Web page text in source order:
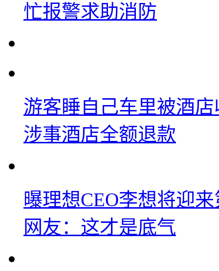
忙报警求助消防
游客睡自己车里被酒
涉事酒店全额退款
曝理想CEO李想将迎
网友：这才是底气